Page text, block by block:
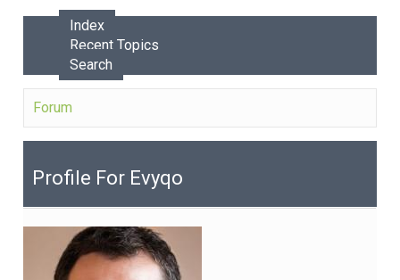
Index
Recent Topics
Search
Forum
Profile For Evyqo